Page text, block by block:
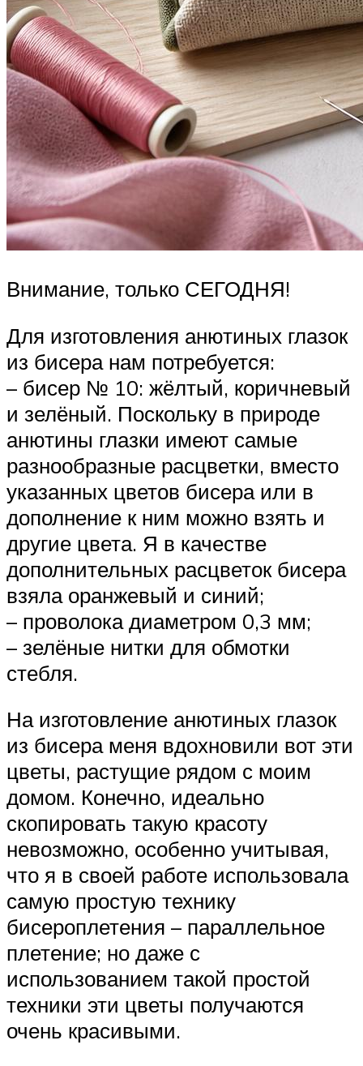
Внимание, только СЕГОДНЯ!
Для изготовления анютиных глазок
из бисера нам потребуется:
– бисер № 10: жёлтый, коричневый
и зелёный. Поскольку в природе
анютины глазки имеют самые
разнообразные расцветки, вместо
указанных цветов бисера или в
дополнение к ним можно взять и
другие цвета. Я в качестве
дополнительных расцветок бисера
взяла оранжевый и синий;
– проволока диаметром 0,3 мм;
– зелёные нитки для обмотки
стебля.
На изготовление анютиных глазок
из бисера меня вдохновили вот эти
цветы, растущие рядом с моим
домом. Конечно, идеально
скопировать такую красоту
невозможно, особенно учитывая,
что я в своей работе использовала
самую простую технику
бисероплетения – параллельное
плетение; но даже с
использованием такой простой
техники эти цветы получаются
очень красивыми.